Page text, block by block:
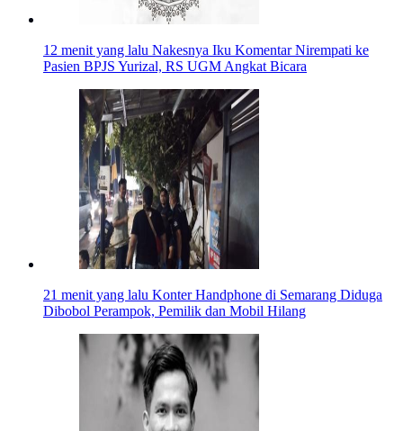
12 menit yang lalu Nakesnya Iku Komentar Nirempati ke
Pasien BPJS Yurizal, RS UGM Angkat Bicara
21 menit yang lalu Konter Handphone di Semarang Diduga
Dibobol Perampok, Pemilik dan Mobil Hilang